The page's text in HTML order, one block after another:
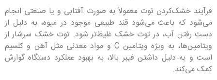
فرآیند خشک‌کردن توت معمولاً به صورت آفتابی و یا صنعتی انجام
می‌شود که باعث می‌شود قند طبیعی موجود در میوه، به دلیل از
دست رفتن آب، در توت خشک غلیظ‌تر شود. توت خشک سرشار از
ویتامین‌ها، به ویژه ویتامین C و مواد معدنی مثل آهن و کلسیم
است و به دلیل داشتن فیبر بالا، به بهبود عملکرد دستگاه گوارش
کمک می‌کند.